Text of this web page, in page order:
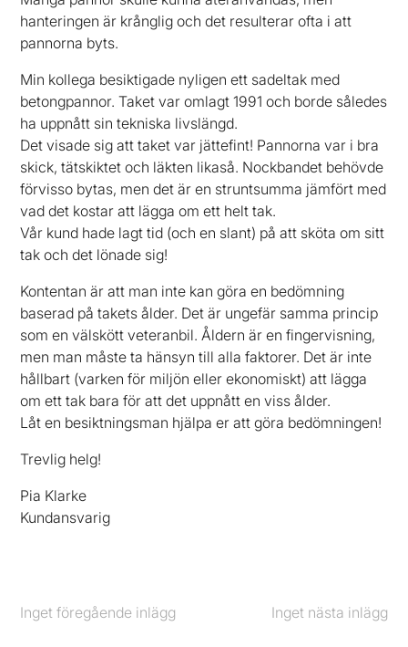
hanteringen är krånglig och det resulterar ofta i att
pannorna byts.
Min kollega besiktigade nyligen ett sadeltak med
betongpannor. Taket var omlagt 1991 och borde således
ha uppnått sin tekniska livslängd.
Det visade sig att taket var jättefint! Pannorna var i bra
skick, tätskiktet och läkten likaså. Nockbandet behövde
förvisso bytas, men det är en struntsumma jämfört med
vad det kostar att lägga om ett helt tak.
Vår kund hade lagt tid (och en slant) på att sköta om sitt
tak och det lönade sig!
Kontentan är att man inte kan göra en bedömning
baserad på takets ålder. Det är ungefär samma princip
som en välskött veteranbil. Åldern är en fingervisning,
men man måste ta hänsyn till alla faktorer. Det är inte
hållbart (varken för miljön eller ekonomiskt) att lägga
om ett tak bara för att det uppnått en viss ålder.
Låt en besiktningsman hjälpa er att göra bedömningen!
Trevlig helg!
Pia Klarke
Kundansvarig
Föregående
Inget föregående inlägg Nästa
Inget nästa inlägg